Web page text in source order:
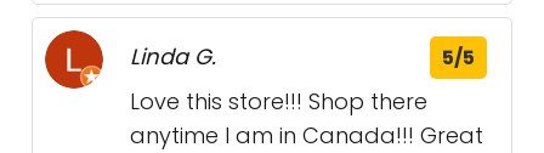
Linda G. 5/5
Love this store!!! Shop there
anytime I am in Canada!!! Great